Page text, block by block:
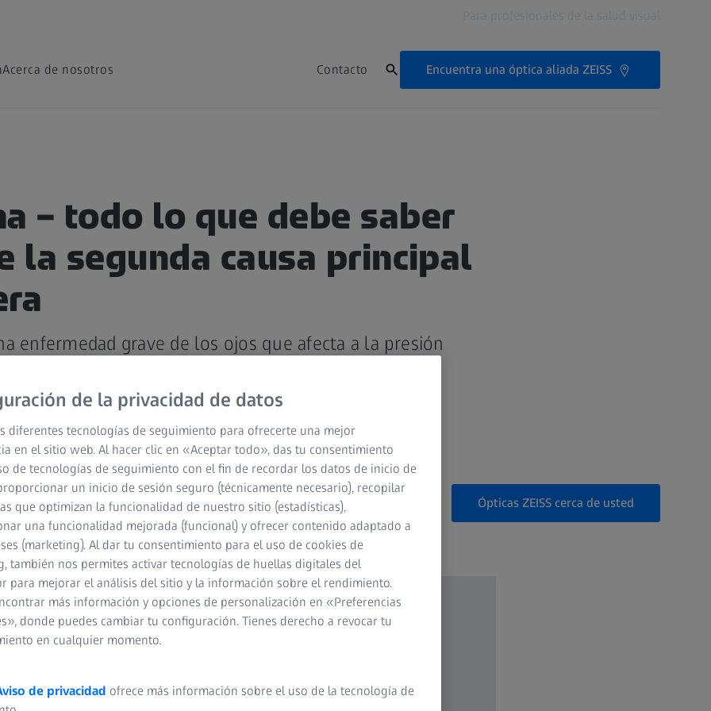
Acerca de nosotros Contacto Encuentra una óptica aliada ZEISS
– todo lo que debe saber
la segunda causa principal
enfermedad grave de los ojos que afecta a la presión
Ópticas ZEISS cerca de usted
de la privacidad de datos
diferentes tecnologías de seguimiento para ofrecerte una mejor
en el sitio web. Al hacer clic en «Aceptar todo», das tu consentimiento
de tecnologías de seguimiento con el fin de recordar los datos de inicio de
un inicio de sesión seguro (técnicamente necesario), recopilar
que optimizan la funcionalidad de nuestro sitio (estadísticas),
una funcionalidad mejorada (funcional) y ofrecer contenido adaptado a
(marketing). Al dar tu consentimiento para el uso de cookies de
también nos permites activar tecnologías de huellas digitales del
para mejorar el análisis del sitio y la información sobre el rendimiento.
más información y opciones de personalización en «Preferencias
donde puedes cambiar tu configuración. Tienes derecho a revocar tu
en cualquier momento.
de privacidad ofrece más información sobre el uso de la tecnología de